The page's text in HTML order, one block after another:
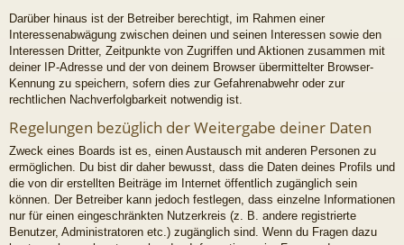
Darüber hinaus ist der Betreiber berechtigt, im Rahmen einer
Interessenabwägung zwischen deinen und seinen Interessen sowie den
Interessen Dritter, Zeitpunkte von Zugriffen und Aktionen zusammen mit
deiner IP-Adresse und der von deinem Browser übermittelter Browser-
Kennung zu speichern, sofern dies zur Gefahrenabwehr oder zur
rechtlichen Nachverfolgbarkeit notwendig ist.
Regelungen bezüglich der Weitergabe deiner Daten
Zweck eines Boards ist es, einen Austausch mit anderen Personen zu
ermöglichen. Du bist dir daher bewusst, dass die Daten deines Profils und
die von dir erstellten Beiträge im Internet öffentlich zugänglich sein
können. Der Betreiber kann jedoch festlegen, dass einzelne Informationen
nur für einen eingeschränkten Nutzerkreis (z. B. andere registrierte
Benutzer, Administratoren etc.) zugänglich sind. Wenn du Fragen dazu